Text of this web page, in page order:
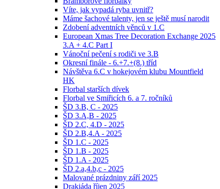
Víte, jak vypadá ryba uvnitř?
Máme šachové talenty, jen se ještě musí narodit
Zdobení adventních věnců v 1.C
European Xmas Tree Decoration Exchange 2025
3.A + 4.C Part I
Vánoční pečení s rodiči ve 3.B
Okresní finále - 6.+7.+(8.) tříd
Návštěva 6.C v hokejovém klubu Mountfield
HK
Florbal starších dívek
Florbal ve Smiřicích 6. a 7. ročníků
ŠD 3.B, C - 2025
ŠD 3.A,B - 2025
ŠD 2.C, 4.D - 2025
ŠD 2.B,4.A - 2025
ŠD 1.C - 2025
ŠD 1.B - 2025
ŠD 1.A - 2025
ŠD 2.a,4.b,c - 2025
Malované prázdniny září 2025
Drakiáda říjen 2025